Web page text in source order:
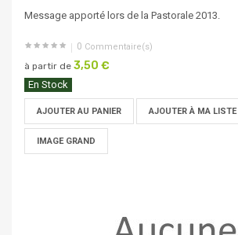
Message apporté lors de la Pastorale 2013.
0 Commentaire(s)
à partir de 3,50 €
En Stock
AJOUTER AU PANIER AJOUTER À MA
IMAGE GRAND